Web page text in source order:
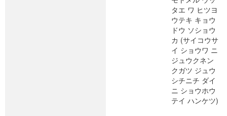
タエ ワ ヒツヨ
ウテキ キョウ
ドウ ソショウ
カ (サイコウサ
イ ショウワ ニ
ジュウクネン
クガツ ジュウ
シチニチ ダイ
ニ ショウホウ
テイ ハンケツ)